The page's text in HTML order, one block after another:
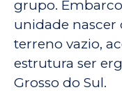
grupo.
unidade nascer
terreno vazio,
estrutura ser
Grosso do Sul.